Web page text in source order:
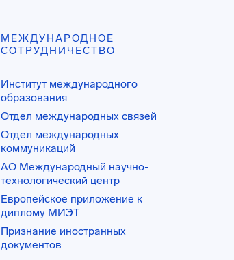
МЕЖДУНАРОДНОЕ
СОТРУДНИЧЕСТВО
Институт международного
образования
Отдел международных связей
Отдел международных
коммуникаций
АО Международный научно-
технологический центр
Европейское приложение к
диплому МИЭТ
Признание иностранных
документов